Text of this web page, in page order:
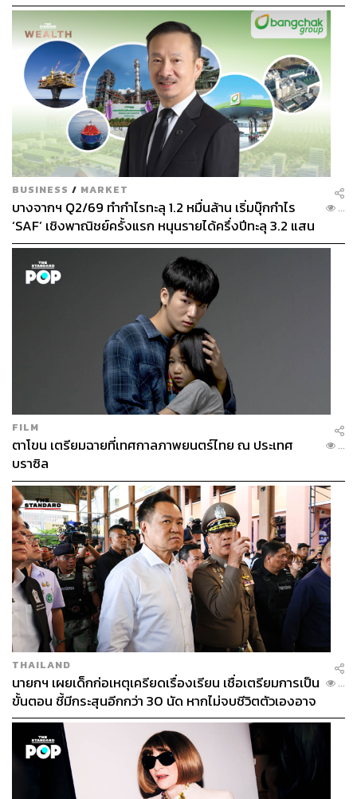
BUSINESS / MARKET
บางจากฯ Q2/69 ทำกำไรทะลุ 1.2 หมื่นล้าน เริ่มบุ๊กกำไร
‘SAF’ เชิงพาณิชย์ครั้งแรก หนุนรายได้ครึ่งปีทะลุ 3.2 แสน
ล้าน
...
FILM
ตาโขน เตรียมฉายที่เทศกาลภาพยนตร์ไทย ณ ประเทศ
บราซิล
...
THAILAND
นายกฯ เผยเด็กก่อเหตุเครียดเรื่องเรียน เชื่อเตรียมการเป็น
ขั้นตอน ชี้มีกระสุนอีกกว่า 30 นัด หากไม่จบชีวิตตัวเองอาจ
สูญเสียเพิ่ม
...